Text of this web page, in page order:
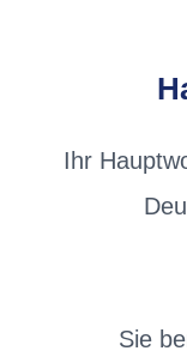
Ihr
Sie